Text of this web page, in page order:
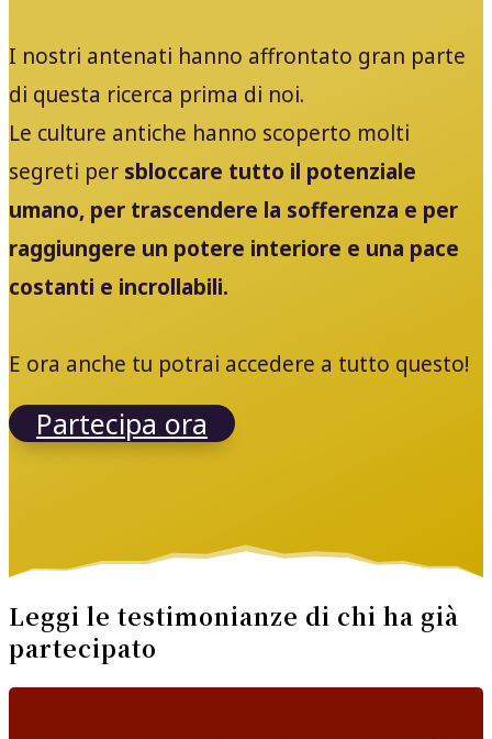
I nostri antenati hanno affrontato gran parte
di questa ricerca prima di noi.
Le culture antiche hanno scoperto molti
segreti per sbloccare tutto il potenziale
umano, per trascendere la sofferenza e per
raggiungere un potere interiore e una pace
costanti e incrollabili.
E ora anche tu potrai accedere a tutto questo!
Partecipa ora
Leggi le testimonianze di chi ha già
partecipato